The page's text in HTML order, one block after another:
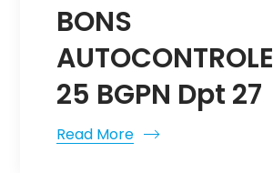
BONS
25 BGPN Dpt 27
Read More